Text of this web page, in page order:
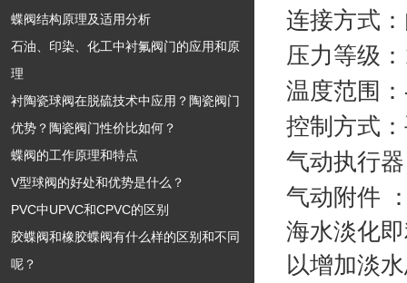
蝶阀结构原理及适用分析
石油、印染、化工中衬氟阀门的应用和原
理
衬陶瓷球阀在脱硫技术中应用？陶瓷阀门
优势？陶瓷阀门性价比如何？
蝶阀的工作原理和特点
V型球阀的好处和优势是什么？
PVC中UPVC和CPVC的区别
胶蝶阀和橡胶蝶阀有什么样的区别和不同
呢？
连接方式
压力等级：
温度范围
控制方式
气动执行
气动附件
海水淡化
以增加淡